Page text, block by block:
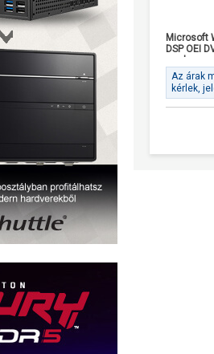
Microsoft
DSP OEI
rendszer
Az árak
kérlek,